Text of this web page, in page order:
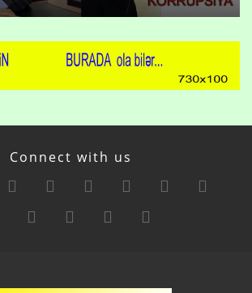
Connect with us